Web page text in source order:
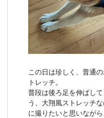
この日は珍しく、普通
トレッチ。
普段は後ろ足を伸ばし
う、大翔風ストレッチ
に撮りたいと思いなが